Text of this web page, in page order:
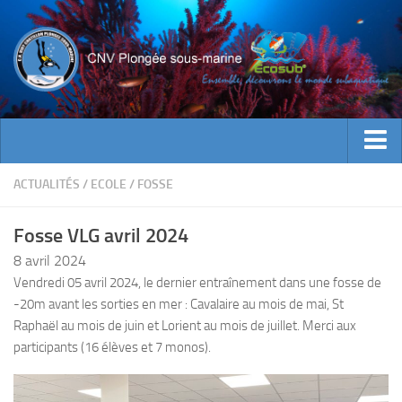
ACTUALITES
INFOS CNV
Bienvenue
Contacts
Documents utiles
Historique
ACTUALITÉS / ECOLE / FOSSE
Fosse VLG avril 2024
8 avril 2024
Vendredi 05 avril 2024, le dernier entraînement dans une fosse de
-20m avant les sorties en mer : Cavalaire au mois de mai, St
Raphaël au mois de juin et Lorient au mois de juillet. Merci aux
participants (16 élèves et 7 monos).